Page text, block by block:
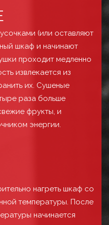
(или оставляют
шкаф и начинают
проходит медленно
извлекается из
их. Сушеные
раза больше
фрукты, и
энергии.
нагреть шкаф со
температуры. После
начинается